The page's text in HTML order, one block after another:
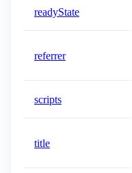
readyState
referrer
scripts
title